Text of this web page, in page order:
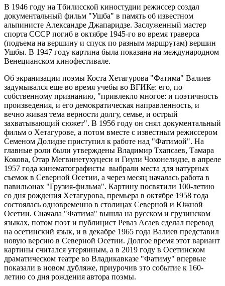
В 1946 году на Тбилисской киностудии режиссер создал
документальный фильм "Ушба" в память об известном
альпинисте Александре Джапаридзе. Заслуженный мастер
спорта СССР погиб в октябре 1945-го во время траверса
(подъема на вершину и спуск по разным маршрутам) вершин
Ушбы. В 1947 году картина была показана на международном
Венецианском кинофестивале.
Об экранизации поэмы Коста Хетагурова "Фатима" Валиев
задумывался еще во время учебы во ВГИКе: его, по
собственному признанию, "привлекло многое: и поэтичность
произведения, и его демократическая направленность, и
вечно живая тема верности долгу, семье, и острый
захватывающий сюжет". В 1956 году он снял документальный
фильм о Хетагурове, а потом вместе с известным режиссером
Семеном Долидзе приступил к работе над "Фатимой". На
главные роли были утверждены Владимир Тхапсаев, Тамара
Кокова, Отар Мегвинетухуцеси и Гиули Чохонелидзе, в апреле
1957 года кинематографисты выбрали места для натурных
съемок в Северной Осетии, а через месяц началась работа в
павильонах "Грузия-фильма". Картину посвятили 100-летию
со дня рождения Хетагурова, премьера в октябре 1958 года
состоялась одновременно в столицах Северной и Южной
Осетии. Сначала "Фатима" вышла на русском и грузинском
языках, потом поэт и публицист Реваз Асаев сделал перевод
на осетинский язык, и в декабре 1965 года Валиев представил
новую версию в Северной Осетии. Долгое время этот вариант
картины считался утерянным, а в 2019 году в Осетинском
драматическом театре во Владикавказе "Фатиму" впервые
показали в новом дубляже, приурочив это событие к 160-
летию со дня рождения автора поэмы.